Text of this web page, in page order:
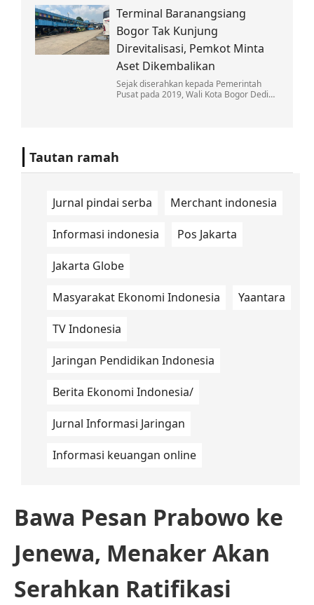
koruptor.
Terminal Baranangsiang
Bogor Tak Kunjung
Direvitalisasi, Pemkot Minta
Aset Dikembalikan
Sejak diserahkan kepada Pemerintah
Pusat pada 2019, Wali Kota Bogor Dedie
Tautan ramah
Jurnal pindai serba Merchant indonesia
Informasi indonesia Pos Jakarta
Jakarta Globe
Masyarakat Ekonomi Indonesia Yaantara
TV Indonesia
Jaringan Pendidikan Indonesia
Berita Ekonomi Indonesia/
Jurnal Informasi Jaringan
Informasi keuangan online
Bawa Pesan Prabowo ke
Jenewa, Menaker Akan
Serahkan Ratifikasi